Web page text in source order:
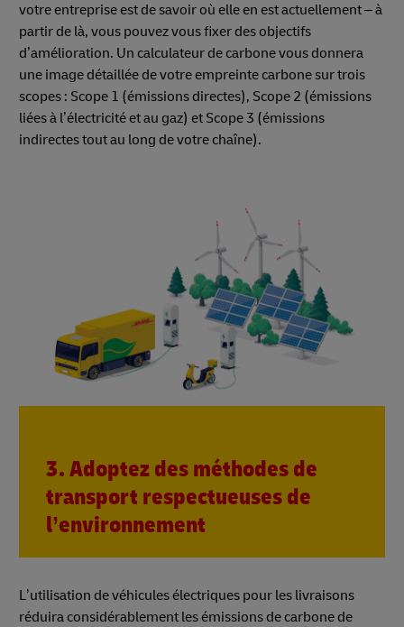
votre entreprise est de savoir où elle en est actuellement – à
partir de là, vous pouvez vous fixer des objectifs
d’amélioration. Un calculateur de carbone vous donnera
une image détaillée de votre empreinte carbone sur trois
scopes : Scope 1 (émissions directes), Scope 2 (émissions
liées à l’électricité et au gaz) et Scope 3 (émissions
indirectes tout au long de votre chaîne).
3. Adoptez des méthodes de
transport respectueuses de
l’environnement
L’utilisation de véhicules électriques pour les livraisons
réduira considérablement les émissions de carbone de